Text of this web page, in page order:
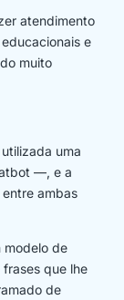
atendimento
e
muito
uma
—, e a
ambas
modelo de
que lhe
de